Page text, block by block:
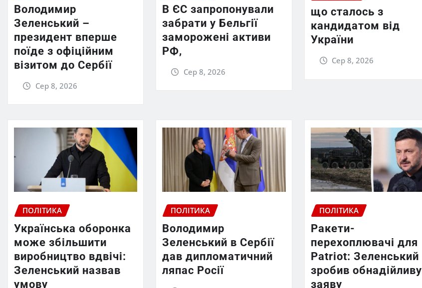
Володимир
Зеленський –
президент вперше
поїде з офіційним
візитом до Сербії
Сер 8, 2026
В ЄС запропонували
забрати у Бельгії
заморожені активи
РФ,
Сер 8, 2026
що сталось з
кандидатом від
України
Сер 8, 2026
ПОЛІТИКА
Українська оборонка
може збільшити
виробництво вдвічі:
Зеленський назвав
умову
ПОЛІТИКА
Володимир
Зеленський в Сербії
дав дипломатичний
ляпас Росії
ПОЛІТИКА
Ракети-
перехоплювачі для
Patriot: Зеленський
зробив обнадійливу
заяву